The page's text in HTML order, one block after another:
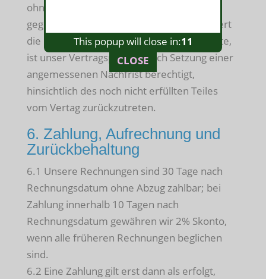
ohne daß unser Vertragspartner uns
gegenüber irgendwelche Rechte hat. Dauert
die Behinderung jedoch länger als 3 Monate,
ist unser Vertragspartner nach Setzung einer
angemessenen Nachfrist berechtigt,
hinsichtlich des noch nicht erfüllten Teiles
vom Vertag zurückzutreten.
6. Zahlung, Aufrechnung und
Zurückbehaltung
6.1 Unsere Rechnungen sind 30 Tage nach
Rechnungsdatum ohne Abzug zahlbar; bei
Zahlung innerhalb 10 Tagen nach
Rechnungsdatum gewähren wir 2% Skonto,
wenn alle früheren Rechnungen beglichen
sind.
6.2 Eine Zahlung gilt erst dann als erfolgt,
This popup will close in:11
CLOSE